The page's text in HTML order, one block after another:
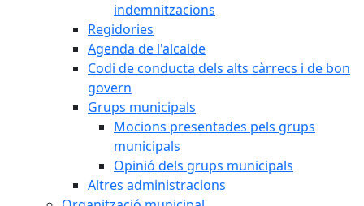
indemnitzacions
Regidories
Agenda de l'alcalde
Codi de conducta dels alts càrrecs i de bon
govern
Grups municipals
Mocions presentades pels grups
municipals
Opinió dels grups municipals
Altres administracions